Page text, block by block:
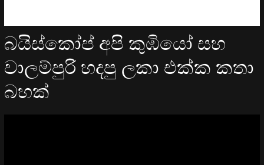
බයිස්කෝප් අපි කුඹියෝ සහ
වාලම්පුරි හදපු ලකා එක්ක කතා
බහක්